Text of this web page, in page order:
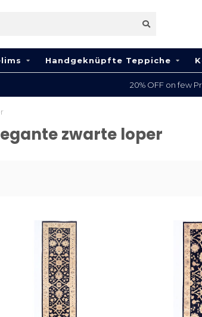
Handgeknüpfte Teppiche
20% OFF on few
zwarte loper